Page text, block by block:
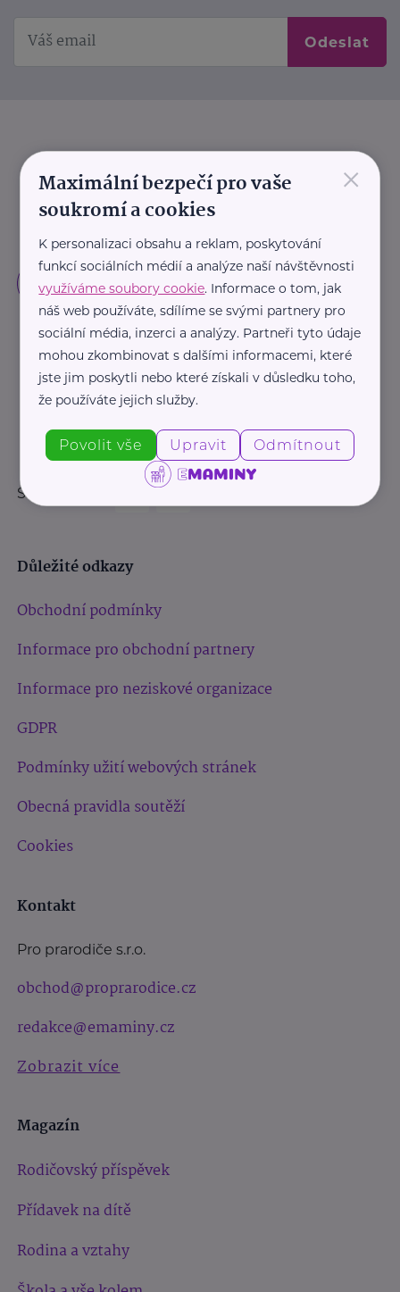
Odeslat
Sledujte nás:
Důležité odkazy
Obchodní podmínky
Informace pro obchodní partnery
Informace pro neziskové organizace
GDPR
Podmínky užití webových stránek
Obecná pravidla soutěží
Cookies
Kontakt
Pro prarodiče s.r.o.
obchod@proprarodice.cz
redakce@emaminy.cz
Zobrazit více
Magazín
Rodičovský příspěvek
Přídavek na dítě
Rodina a vztahy
×
Maximální bezpečí pro vaše
soukromí a cookies
K personalizaci obsahu a reklam, poskytování
funkcí sociálních médií a analýze naší návštěvnosti
využíváme soubory cookie. Informace o tom, jak
náš web používáte, sdílíme se svými partnery pro
sociální média, inzerci a analýzy. Partneři tyto údaje
mohou zkombinovat s dalšími informacemi, které
jste jim poskytli nebo které získali v důsledku toho,
že používáte jejich služby.
Povolit vše Upravit Odmítnout